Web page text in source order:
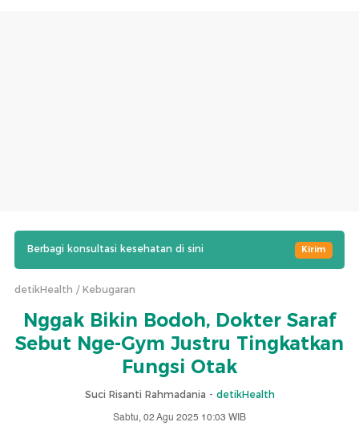
Berbagi konsultasi kesehatan di sini Kirim
detikHealth Kebugaran
Nggak Bikin Bodoh, Dokter Saraf
Sebut Nge-Gym Justru Tingkatkan
Fungsi Otak
Suci Risanti Rahmadania - detikHealth
Sabtu, 02 Agu 2025 10:03 WIB